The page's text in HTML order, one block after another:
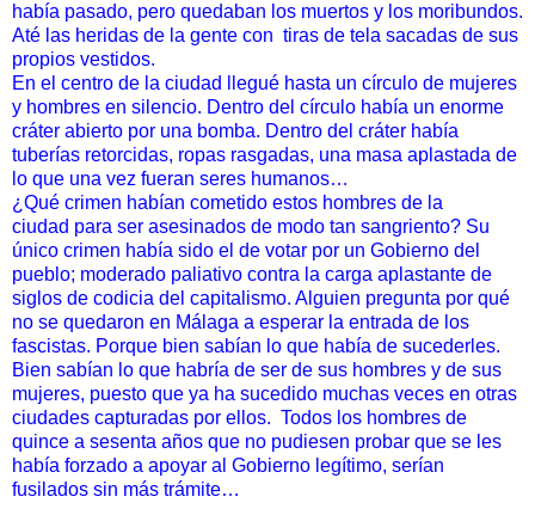
había pasado, pero quedaban los muertos y los moribundos.
Até las heridas de la gente con tiras de tela sacadas de sus
propios vestidos.
En el centro de la ciudad llegué hasta un círculo de mujeres
y hombres en silencio. Dentro del círculo había un enorme
cráter abierto por una bomba. Dentro del cráter había
tuberías retorcidas, ropas rasgadas, una masa aplastada de
lo que una vez fueran seres humanos…
¿Qué crimen habían cometido estos hombres de la
ciudad para ser asesinados de modo tan sangriento? Su
único crimen había sido el de votar por un Gobierno del
pueblo; moderado paliativo contra la carga aplastante de
siglos de codicia del capitalismo. Alguien pregunta por qué
no se quedaron en Málaga a esperar la entrada de los
fascistas. Porque bien sabían lo que había de sucederles.
Bien sabían lo que habría de ser de sus hombres y de sus
mujeres, puesto que ya ha sucedido muchas veces en otras
ciudades capturadas por ellos. Todos los hombres de
quince a sesenta años que no pudiesen probar que se les
había forzado a apoyar al Gobierno legítimo, serían
fusilados sin más trámite…